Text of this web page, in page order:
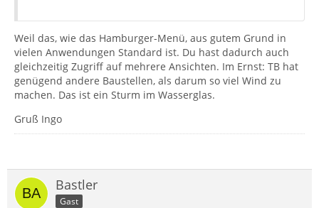
Weil das, wie das Hamburger-Menü, aus gutem Grund in
vielen Anwendungen Standard ist. Du hast dadurch auch
gleichzeitig Zugriff auf mehrere Ansichten. Im Ernst: TB hat
genügend andere Baustellen, als darum so viel Wind zu
machen. Das ist ein Sturm im Wasserglas.
Gruß Ingo
Bastler
Gast